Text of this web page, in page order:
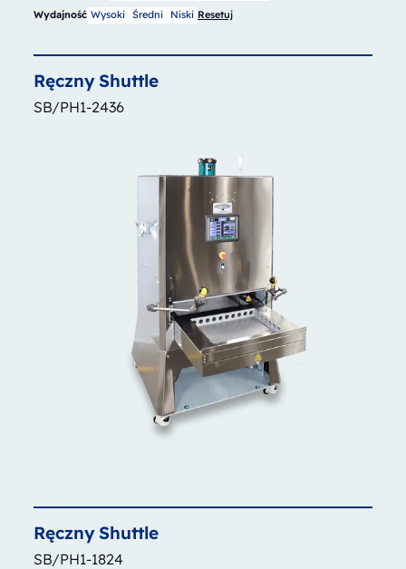
Wydajność Wysoki Średni Niski Resetuj
RęcznyShuttle
SB/PH1-2436
RęcznyShuttle
SB/PH1-1824